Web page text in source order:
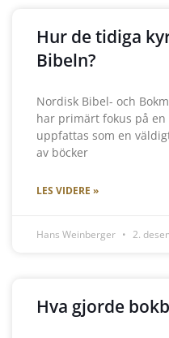
Hur de tidiga
Bibeln?
Nordisk Bibel- och
har primärt fokus på en
uppfattas som en
av böcker
LES VIDERE »
Hans Weinberger 2.
Hva gjorde